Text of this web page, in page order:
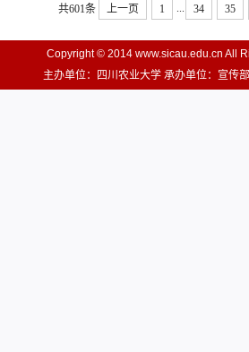
共601条 上一页 1 34 35
Copyright © 2014 www.sicau.edu.cn All
主办单位：四川农业大学 承办单位：宣传